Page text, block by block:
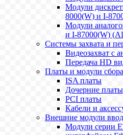
Модули
8000(W) и I-
Модули
и I-87000(W)
Системы захвата и
Видеозахват с
Передача HD
Платы и модули
ISA платы
Дочерние платы
PCI платы
Кабели и
Внешние модули
Модули серии